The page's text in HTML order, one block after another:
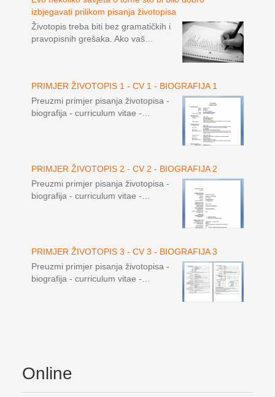
izbjegavati prilikom pisanja životopisa
Životopis treba biti bez gramatičkih i
pravopisnih grešaka. Ako vaš…
PRIMJER ŽIVOTOPIS 1 - CV 1 - BIOGRAFIJA 1
Preuzmi primjer pisanja životopisa -
biografija - curriculum vitae -…
PRIMJER ŽIVOTOPIS 2 - CV 2 - BIOGRAFIJA 2
Preuzmi primjer pisanja životopisa -
biografija - curriculum vitae -…
PRIMJER ŽIVOTOPIS 3 - CV 3 - BIOGRAFIJA 3
Preuzmi primjer pisanja životopisa -
biografija - curriculum vitae -…
Online